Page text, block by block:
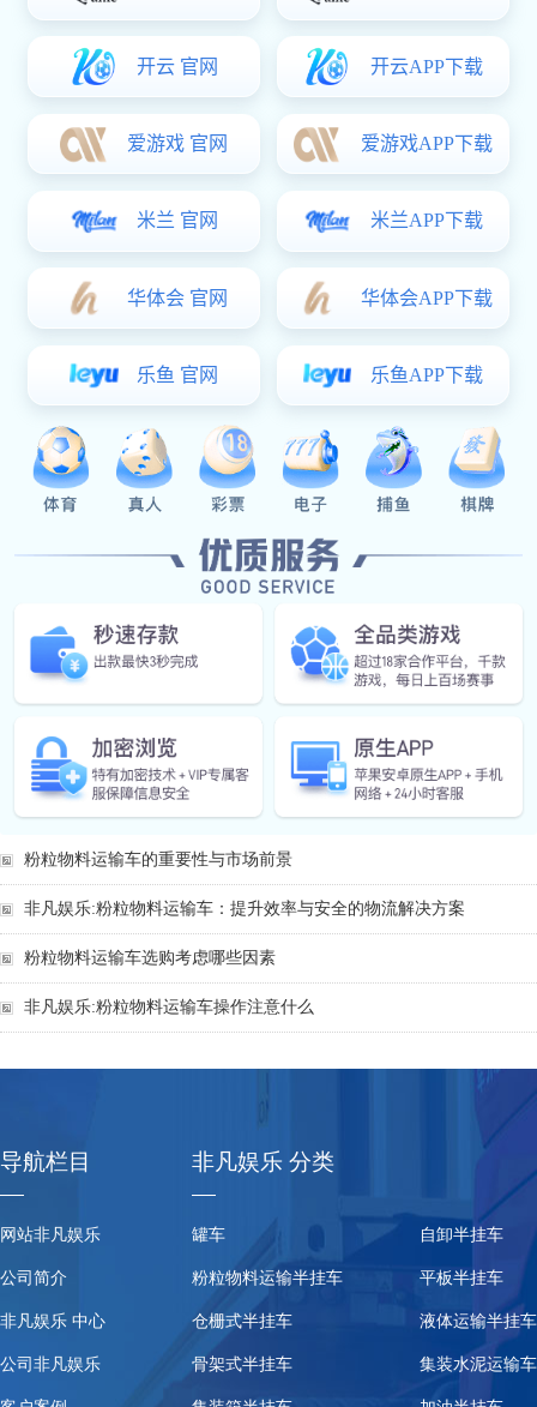
服务质量也是重要的考量因素。优质的售后服务能够确保车辆
随着科技的进步，粉粒物料运输车正朝着智能化、环保化
同时，新能源粉粒物料运输车的研发也在积极推进中。这
2. 新能源动力系统逐步普及
3. 轻量化设计提高载重能力
结语：粉粒物料运输车的选择与优化
综上所述，粉粒物料运输车在现代物流体系中扮演着重要
输解决方案，建议咨询专业厂家获取定制化服务。优质的非凡
下一篇： 山东挂车厂：打造高质量挂车，助力物流行业新发展
相关资讯
粉粒物料运输车的重要性与市场前景
非凡娱乐:粉粒物料运输车：提升效率与安全的物流解决方案
粉粒物料运输车选购考虑哪些因素
非凡娱乐:粉粒物料运输车操作注意什么
导航栏目
网站非凡娱乐
公司简介
非凡娱乐 中心
公司非凡娱乐
非凡娱乐 分类
罐车 自卸半挂车
粉粒物料运输半挂车 平板半挂车
仓栅式半挂车 液体运输半挂车
骨架式半挂车 集装水泥运输车